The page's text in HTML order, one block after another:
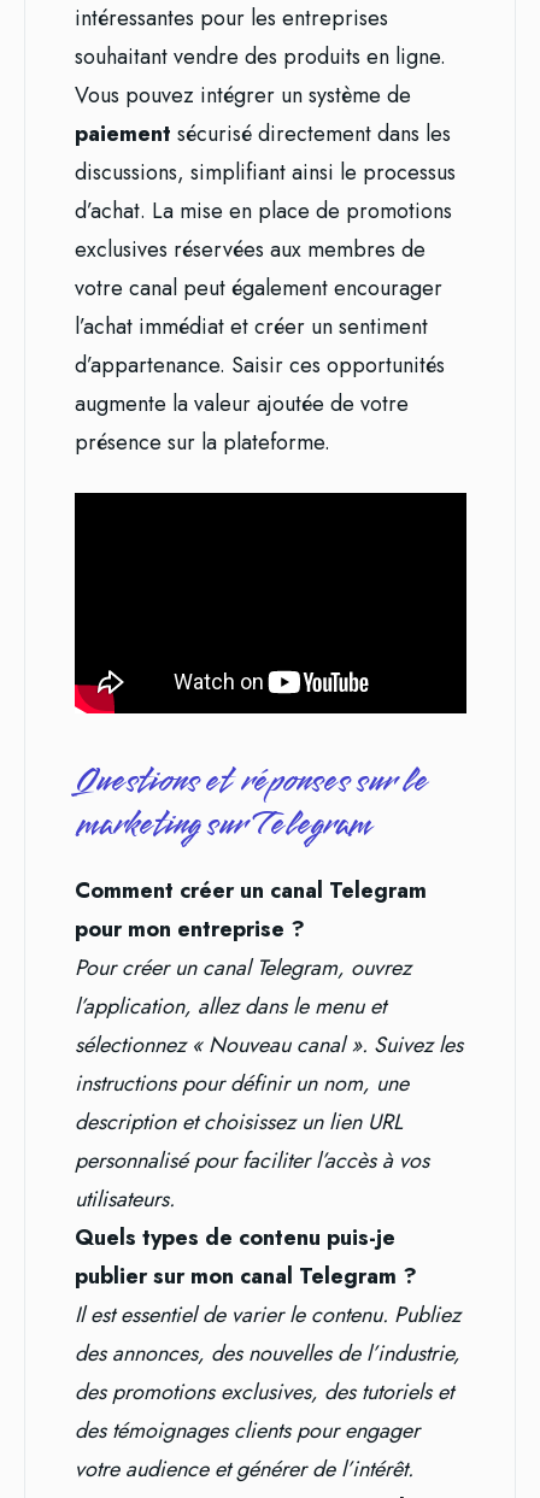
intéressantes pour les entreprises
souhaitant vendre des produits en ligne.
Vous pouvez intégrer un système de
paiement sécurisé directement dans les
discussions, simplifiant ainsi le processus
d’achat. La mise en place de promotions
exclusives réservées aux membres de
votre canal peut également encourager
l’achat immédiat et créer un sentiment
d’appartenance. Saisir ces opportunités
augmente la valeur ajoutée de votre
présence sur la plateforme.
Questions et réponses sur le
marketing sur Telegram
Comment créer un canal Telegram
pour mon entreprise ?
Pour créer un canal Telegram, ouvrez
l’application, allez dans le menu et
sélectionnez « Nouveau canal ». Suivez les
instructions pour définir un nom, une
description et choisissez un lien URL
personnalisé pour faciliter l’accès à vos
utilisateurs.
Quels types de contenu puis-je
publier sur mon canal Telegram ?
Il est essentiel de varier le contenu. Publiez
des annonces, des nouvelles de l’industrie,
des promotions exclusives, des tutoriels et
des témoignages clients pour engager
votre audience et générer de l’intérêt.